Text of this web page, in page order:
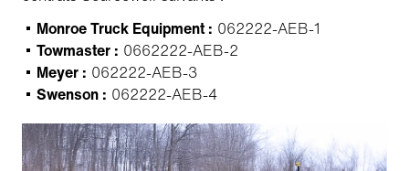
Monroe Truck Equipment : 062222-AEB-1
Towmaster : 0662222-AEB-2
Meyer : 062222-AEB-3
Swenson : 062222-AEB-4